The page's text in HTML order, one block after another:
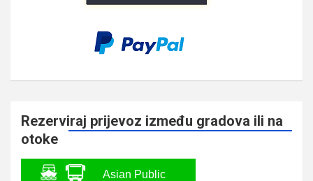
Rezerviraj prijevoz između gradova ili na
otoke
Asian Public